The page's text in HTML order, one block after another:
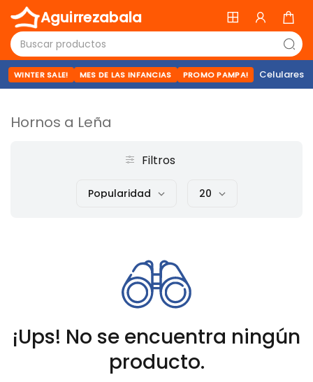
Aguirrezabala
WINTER SALE! MES DE LAS INFANCIAS PROMO PAMPA! Celulares
Hornos a Leña
Filtros
Popularidad 20
¡Ups! No se encuentra ningún
producto.